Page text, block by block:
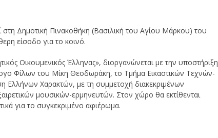
Δημοτική Πινακοθήκη (Βασιλική του Αγίου Μάρκου) του
είσοδο για το κοινό.
Οικουμενικός Έλληνας», διοργανώνεται με την υποστήριξη
Φίλων του Μίκη Θεοδωράκη, το Τμήμα Εικαστικών Τεχνών-
Ελλήνων Χαρακτών, με τη συμμετοχή διακεκριμένων
μουσικών-ερμηνευτών. Στον χώρο θα εκτίθενται
για το συγκεκριμένο αφιέρωμα.